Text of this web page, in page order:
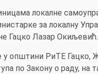
локалне
за локалну
Гацко Лазар Окиљевић.
у општини РиТЕ
по Закону о раду, на